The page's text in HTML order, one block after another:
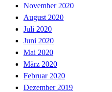
November 2020
August 2020
Juli 2020
Juni 2020
Mai 2020
März 2020
Februar 2020
Dezember 2019